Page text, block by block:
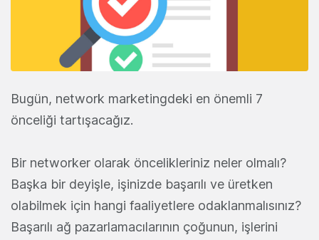
Bugün, network marketingdeki en önemli 7
önceliği tartışacağız.
Bir networker olarak öncelikleriniz neler olmalı?
Başka bir deyişle, işinizde başarılı ve üretken
olabilmek için hangi faaliyetlere odaklanmalısınız?
Başarılı ağ pazarlamacılarının çoğunun, işlerini